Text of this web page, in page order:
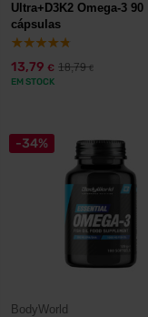
Ultra+D3K2 Omega-3 90
cápsulas
13,79 € 18,79€
EM STOCK
-34%
BodyWorld